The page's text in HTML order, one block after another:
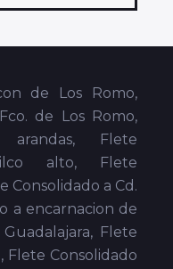
de Los Romo,
de Los Romo,
Flete
alto, Flete
Consolidado a Cd.
a encarnacion de
Flete
Flete Consolidado